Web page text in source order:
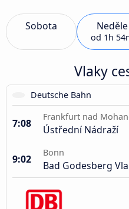
Sobota Neděle
od 1h
Vlaky
Deutsche Bahn
7:08
Frankfurt nad
Ústřední Nádraží
9:02
Bonn
Bad Godesberg